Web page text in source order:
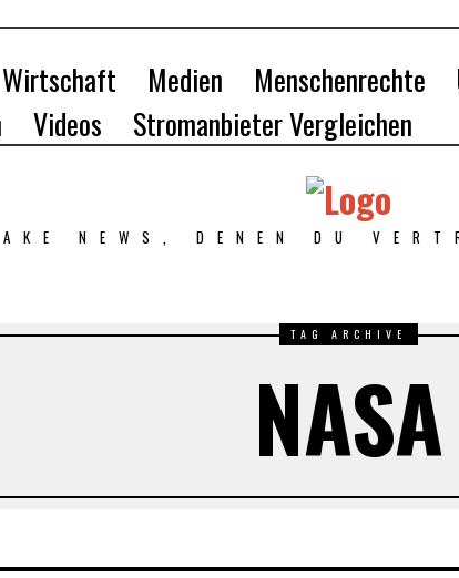
Wirtschaft Medien Menschenrechte
Videos Stromanbieter Vergleichen
NEWS, DENEN DU
TAG ARCHIVE
NASA